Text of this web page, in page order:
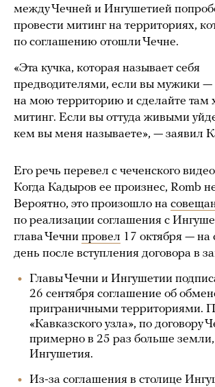
между Чечней и Ингушетией
провести митинг на территориях,
по соглашению отошли Чечне.
«Эта кучка, которая называет себя
предводителями, если вы мужики —
на мою территорию и сделайте там
митинг. Если вы оттуда живыми
кем вы меня называете», — заявил
Его речь перевел с чеченского
Когда Кадыров ее произнес, Romb
Вероятно, это произошло на
по реализации соглашения с
глава Чечни провел 17 октября —
день после вступления договора в
Главы Чечни и Ингушетии
26 сентября соглашение об
приграничными территориями.
«Кавказского узла», по договору
примерно в 25 раз больше
Ингушетия.
Из-за соглашения в столице